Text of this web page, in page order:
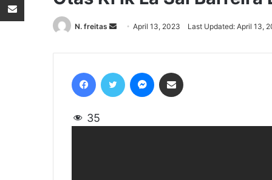
N. freitas
Send
email
April 13, 2023 Last Updated: April 13,
35